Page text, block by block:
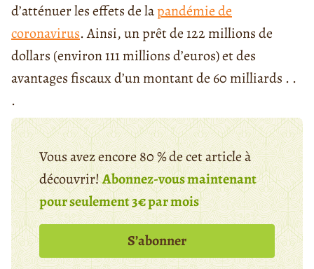
d’atténuer les effets de lapandémie de
coronavirus. Ainsi, un prêt de 122 millions de
dollars (environ 111 millions d’euros) et des
avantages fiscaux d’un montant de 60 milliards . .
.
Vous avez encore 80 % de cet article à
découvrir!Abonnez-vous maintenant
pour seulement 3€ par mois
S’abonner